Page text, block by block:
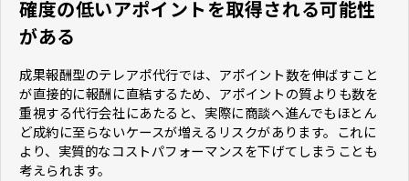
確度の低いアポイントを取得される可能性
がある
成果報酬型のテレアポ代行では、アポイント数を伸ばすこと
が直接的に報酬に直結するため、アポイントの質よりも数を
重視する代行会社にあたると、実際に商談へ進んでもほとん
ど成約に至らないケースが増えるリスクがあります。これに
より、実質的なコストパフォーマンスを下げてしまうことも
考えられます。